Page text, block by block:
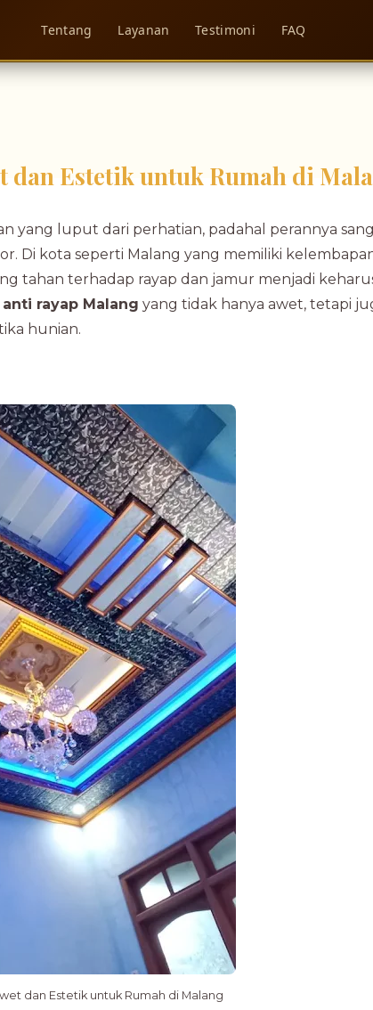
Tentang Layanan Testimoni FAQ
dan Estetik untuk Rumah di
yang luput dari perhatian, padahal perannya
Di kota seperti Malang yang memiliki
tahan terhadap rayap dan jamur menjadi
rayap Malang yang tidak hanya awet, tetapi
hunian.
dan Estetik untuk Rumah di Malang